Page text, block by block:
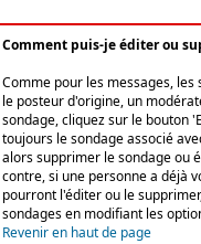
Comment puis-je éditer ou
Comme pour les messages,
le posteur d'origine, un
sondage, cliquez sur le bouton
toujours le sondage associé
alors supprimer le sondage ou
contre, si une personne a déjà
pourront l'éditer ou le
sondages en modifiant les
Revenir en haut de page